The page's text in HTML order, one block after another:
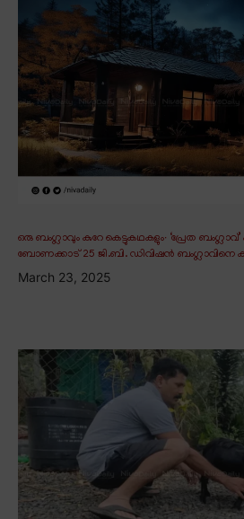
ഒരു ബംഗ്ലാവും കുറേ കെട്ടുകഥകളും∙ ‘പ്രേത ബംഗ്ലാവ്’
ബോണക്കാട് 25 ജി.ബി. ഡിവിഷൻ ബംഗ്ലാവിനെ
March 23, 2025